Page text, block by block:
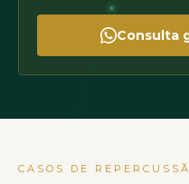
Consulta
CASOS DE